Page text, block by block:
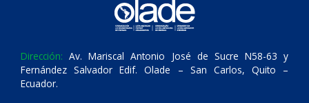
Dirección: Av. Mariscal Antonio José de Sucre N58-63 y
Fernández Salvador Edif. Olade – San Carlos, Quito –
Ecuador.